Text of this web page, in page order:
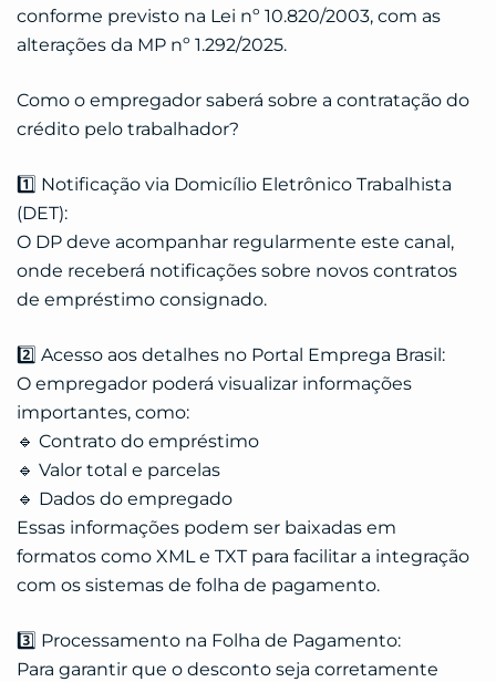
conforme previsto na Lei nº 10.820/2003, com as
alterações da MP nº 1.292/2025.
Como o empregador saberá sobre a contratação do
crédito pelo trabalhador?
1️⃣ Notificação via Domicílio Eletrônico Trabalhista
(DET):
O DP deve acompanhar regularmente este canal,
onde receberá notificações sobre novos contratos
de empréstimo consignado.
2️⃣ Acesso aos detalhes no Portal Emprega Brasil:
O empregador poderá visualizar informações
importantes, como:
🔹 Contrato do empréstimo
🔹 Valor total e parcelas
🔹 Dados do empregado
Essas informações podem ser baixadas em
formatos como XML e TXT para facilitar a integração
com os sistemas de folha de pagamento.
3️⃣ Processamento na Folha de Pagamento:
Para garantir que o desconto seja corretamente